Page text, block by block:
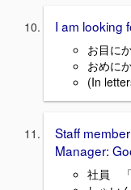
I am looking
お目に
おめに
(In
Staff
Manager:
社員 「